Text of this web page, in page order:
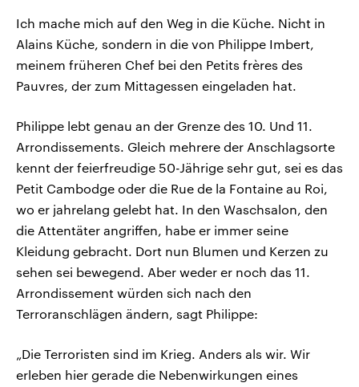
Ich mache mich auf den Weg in die Küche. Nicht in
Alains Küche, sondern in die von Philippe Imbert,
meinem früheren Chef bei den Petits frères des
Pauvres, der zum Mittagessen eingeladen hat.
Philippe lebt genau an der Grenze des 10. Und 11.
Arrondissements. Gleich mehrere der Anschlagsorte
kennt der feierfreudige 50-Jährige sehr gut, sei es das
Petit Cambodge oder die Rue de la Fontaine au Roi,
wo er jahrelang gelebt hat. In den Waschsalon, den
die Attentäter angriffen, habe er immer seine
Kleidung gebracht. Dort nun Blumen und Kerzen zu
sehen sei bewegend. Aber weder er noch das 11.
Arrondissement würden sich nach den
Terroranschlägen ändern, sagt Philippe:
„Die Terroristen sind im Krieg. Anders als wir. Wir
erleben hier gerade die Nebenwirkungen eines